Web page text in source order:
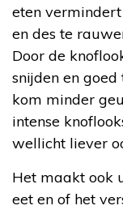
eten
en des te
Door de
snijden en
kom minder
intense
wellicht liever
Het maakt ook
eet en of het